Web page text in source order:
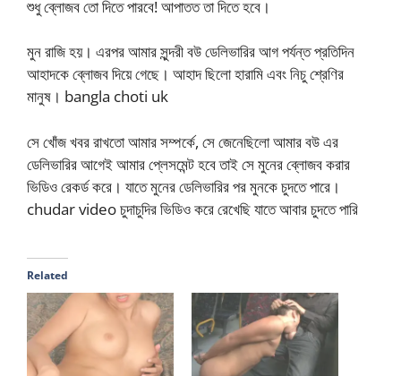
শুধু ব্লোজব তো দিতে পারবে! আপাতত তা দিতে হবে।
মুন রাজি হয়। এরপর আমার সুন্দরী বউ ডেলিভারির আগ পর্যন্ত প্রতিদিন
আহাদকে ব্লোজব দিয়ে গেছে। আহাদ ছিলো হারামি এবং নিচু শ্রেণির
মানুষ। bangla choti uk
সে খোঁজ খবর রাখতো আমার সম্পর্কে, সে জেনেছিলো আমার বউ এর
ডেলিভারির আগেই আমার প্লেসমেন্ট হবে তাই সে মুনের ব্লোজব করার
ভিডিও রেকর্ড করে। যাতে মুনের ডেলিভারির পর মুনকে চুদতে পারে।
chudar video চুদাচুদির ভিডিও করে রেখেছি যাতে আবার চুদতে পারি
Related